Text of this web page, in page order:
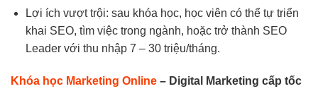
Lợi ích vượt trội: sau khóa học, học viên có thể tự triển
khai SEO, tìm việc trong ngành, hoặc trở thành SEO
Leader với thu nhập 7 – 30 triệu/tháng.
Khóa học Marketing Online – Digital Marketing cấp tốc